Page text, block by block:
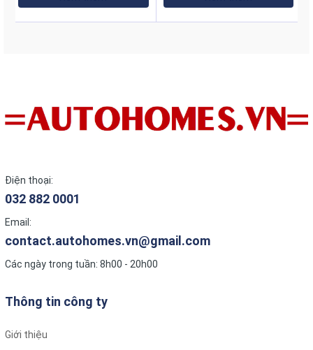
– Thời gian thay thế: 3-6 tháng/lần.
Màng thẩm thấu ngược R.O – DOW
Lõi lọc Empire Carbon T33
Được cấu tạo từ than hoạt tính Ổn định lại vị ngọt mát
Lõi lọc Empire Mineral Stone (Đá khoáng)
Bổ sung khoáng chất, chất điện giải có ích cần thiết cho
– Tuổi thọ: 15 tháng (~ 10.900- 21.800 lít).
Lõi lọc Empire Far Infrared (Đá hồng ngoại)
hạt bóng gốm có khả năng hấp thụ năng lượng nhiệt
bên ngoài để phát ra các tia hồng ngoại xa. Dưới tác
hấp thụ vào máu hơn.
Điện thoại:
032 882 0001
Email:
contact.autohomes.vn@gmail.com
Các ngày trong tuần: 8h00 - 20h00
Thông tin công ty
Giới thiệu